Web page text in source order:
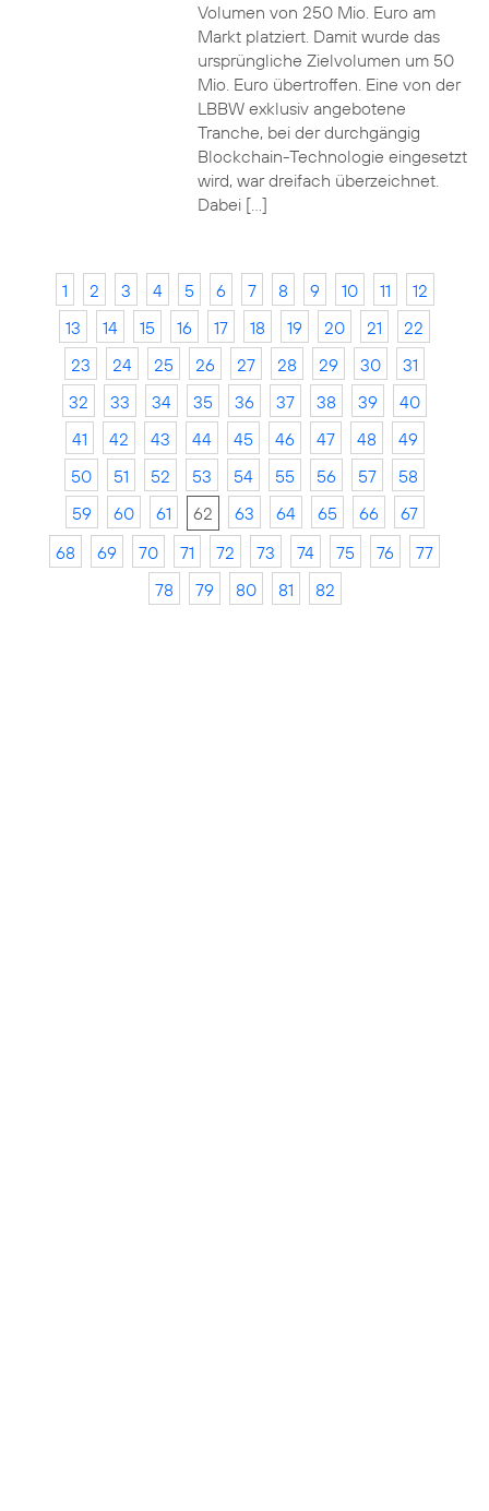
Volumen von 250 Mio. Euro am
Markt platziert. Damit wurde das
ursprüngliche Zielvolumen um 50
Mio. Euro übertroffen. Eine von der
LBBW exklusiv angebotene
Tranche, bei der durchgängig
Blockchain-Technologie eingesetzt
wird, war dreifach überzeichnet.
Dabei […]
1 2 3 4 5 6 7 8 9 10 11
12
13
14 15 16 17 18 19 20 21
22
23
24 25 26 27 28 29 30
31
32
33 34 35 36 37 38 39
40
41
42 43 44 45 46 47 48
49
50
51 52 53 54 55 56 57
58
59
60 61 62 63 64 65 66
67
68
69 70 71 72 73 74 75 76
77
78
79 80 81 82